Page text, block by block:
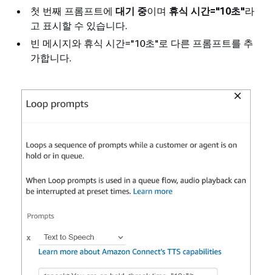
첫 번째 프롬프트에 대기 중이며 휴식 시간="10초"라
고 표시할 수 있습니다.
빈 메시지와 휴식 시간="10초"로 다른 프롬프트를 추
가합니다.